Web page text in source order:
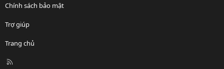
Chính sách bảo mật
Trợ giúp
Trang chủ
R